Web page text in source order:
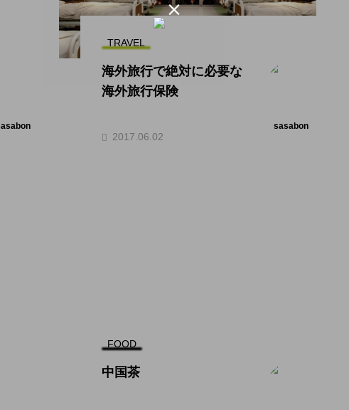
TRAVEL
海外旅行で絶対に必要な
海外旅行保険
sasabon
2017.06.02
FOOD
中国茶
